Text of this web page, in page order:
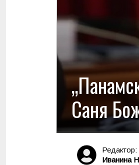
Саня
Редактор:
Иванина